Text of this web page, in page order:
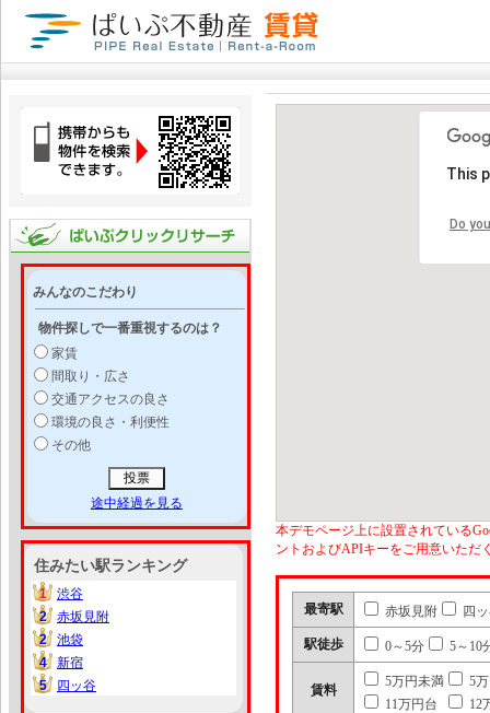
みんなのこだわり
物件探しで一番重視するのは？
家賃
間取り・広さ
交通アクセスの良さ
環境の良さ・利便性
その他
途中経過を見る
住みたい駅ランキング
1
1
渋谷
2
2
赤坂見附
2
2
池袋
4
4
新宿
5
5 四ッ谷
This
Do
本デモページ上に設置されている
ントおよびAPIキーをご用意いただ
最寄駅 赤坂見附 四
駅徒歩 0～5分 5～10
賃料
5万円未満
5
11万円台
12